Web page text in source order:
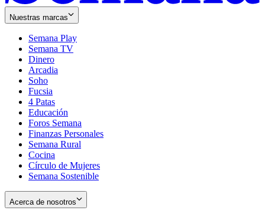
Nuestras marcas
Semana Play
Semana TV
Dinero
Arcadia
Soho
in
new
window
Fucsia
in
new
window
4 Patas
Educación
Foros Semana
Finanzas Personales
Semana Rural
Cocina
Círculo de Mujeres
Semana Sostenible
Acerca de nosotros